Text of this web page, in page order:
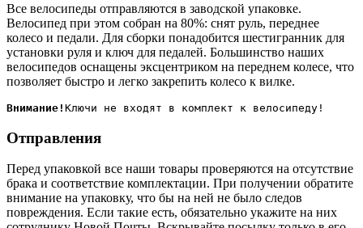
Все велосипеды отправляются в заводской упаковке.
Велосипед при этом собран на 80%: снят руль, переднее
колесо и педали. Для сборки понадобится шестигранник для
установки руля и ключ для педалей. Большинство наших
велосипедов оснащены эксцентриком на переднем колесе, что
позволяет быстро и легко закрепить колесо к вилке.
Внимание!
Отправления
Перед упаковкой все наши товары проверяются на отсутствие
брака и соответствие комплектации. При получении обратите
внимание на упаковку, что бы на ней не было следов
повреждения. Если такие есть, обязательно укажите на них